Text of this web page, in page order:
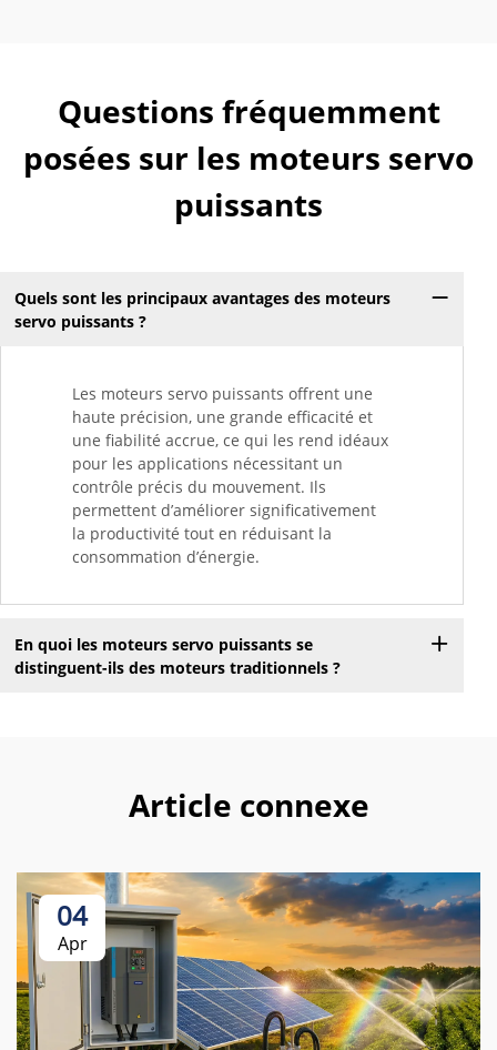
Questions fréquemment
posées sur les moteurs servo
puissants
Quels sont les principaux avantages des moteurs
servo puissants ?
Les moteurs servo puissants offrent une
haute précision, une grande efficacité et
une fiabilité accrue, ce qui les rend idéaux
pour les applications nécessitant un
contrôle précis du mouvement. Ils
permettent d’améliorer significativement
la productivité tout en réduisant la
consommation d’énergie.
En quoi les moteurs servo puissants se
distinguent-ils des moteurs traditionnels ?
Article connexe
04
Apr